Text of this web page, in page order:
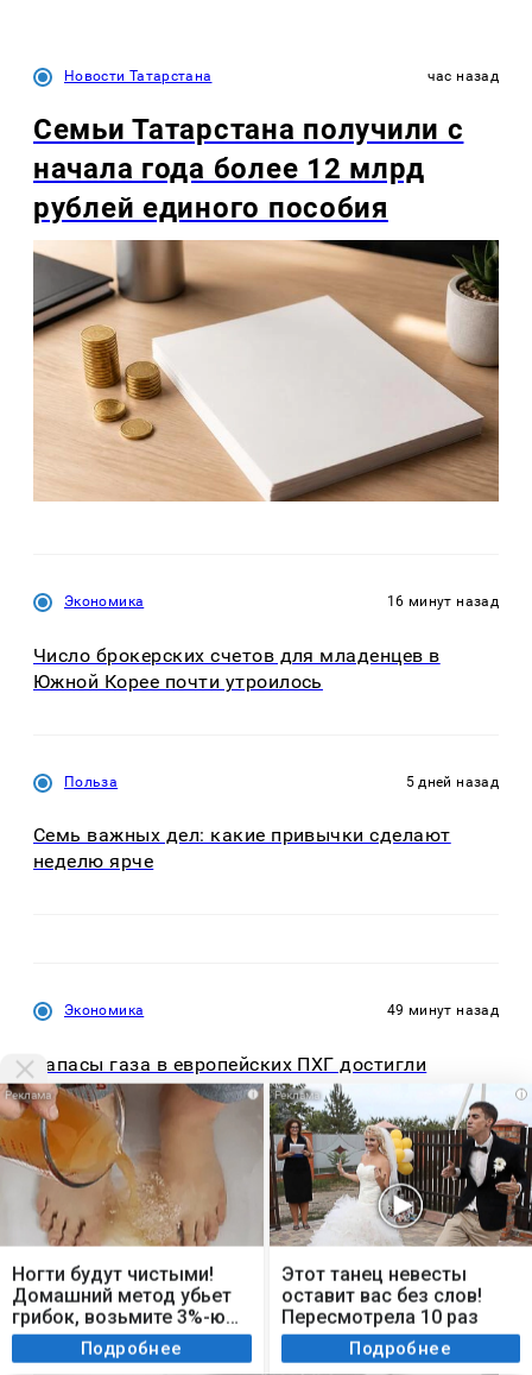
Новости Татарстана час назад
Семьи Татарстана получили с
начала года более 12 млрд
рублей единого пособия
Экономика 16 минут назад
Число брокерских счетов для младенцев в
Южной Корее почти утроилось
Польза 5 дней назад
Семь важных дел: какие привычки сделают
неделю ярче
Экономика 49 минут назад
Запасы газа в европейских ПХГ достигли
антирекорда — «Газпром»
Мы используем cookie. Во время посещения сайта
вы соглашаетесь с тем, что мы обрабатываем
ваши персональные данные с использованием
метрик Яндекс Метрика, top.mail.ru, LiveInternet.
Я согласен
i
Ногти будут чистыми!
Домашний метод убьет
грибок, возьмите 3%-ю…
Подробнее
i
Этот танец невесты
оставит вас без слов!
Пересмотрела 10 раз
Подробнее